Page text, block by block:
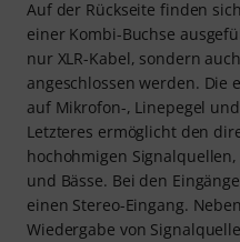
Auf der Rückseite finden
einer Kombi-Buchse
nur XLR-Kabel, sondern
angeschlossen werden. Die
auf Mikrofon-, Linepegel
Letzteres ermöglicht den
hochohmigen
und Bässe. Bei den
einen Stereo-Eingang.
Wiedergabe von